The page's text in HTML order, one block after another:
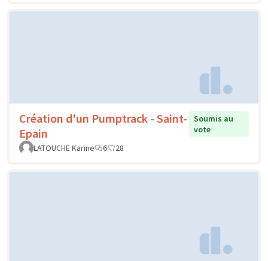
Création d'un Pumptrack - Saint-
Epain
Soumis au
vote
LATOUCHE Karine
6 28